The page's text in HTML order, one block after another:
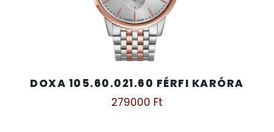
DOXA 105.60.021.60 FÉRFI KARÓRA
279000 Ft